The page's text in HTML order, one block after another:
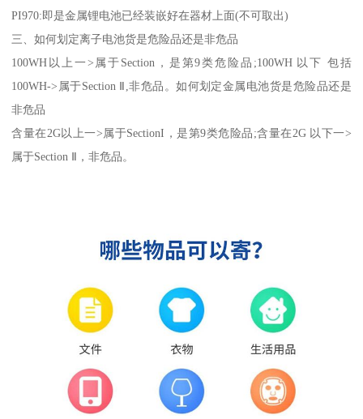
PI970:即是金属锂电池已经装嵌好在器材上面(不可取出)
三、如何划定离子电池货是危险品还是非危品
100WH以上一>属于Section，是第9类危险品;100WH 以下 包括
100WH->属于Section Ⅱ,非危品。如何划定金属电池货是危险品还是
非危品
含量在2G以上一>属于SectionI，是第9类危险品;含量在2G 以下一>
属于Section Ⅱ，非危品。